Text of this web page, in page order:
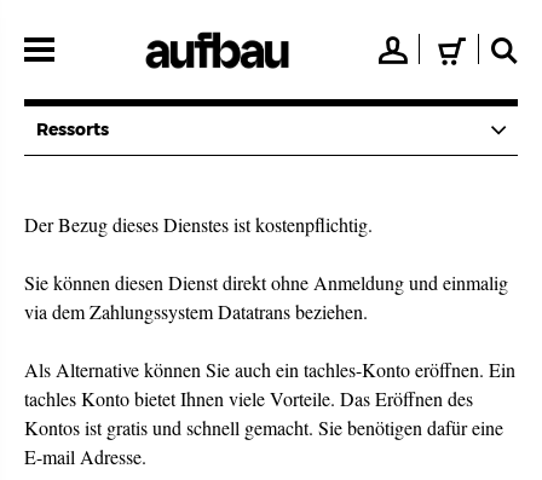
zum
👤 🛒 🔍
Ressorts
Der Bezug dieses Dienstes ist kostenpflichtig.
Sie können diesen Dienst direkt ohne Anmeldung und einmalig
via dem Zahlungssystem Datatrans beziehen.
Als Alternative können Sie auch ein tachles-Konto eröffnen. Ein
tachles Konto bietet Ihnen viele Vorteile. Das Eröffnen des
Kontos ist gratis und schnell gemacht. Sie benötigen dafür eine
E-mail Adresse.